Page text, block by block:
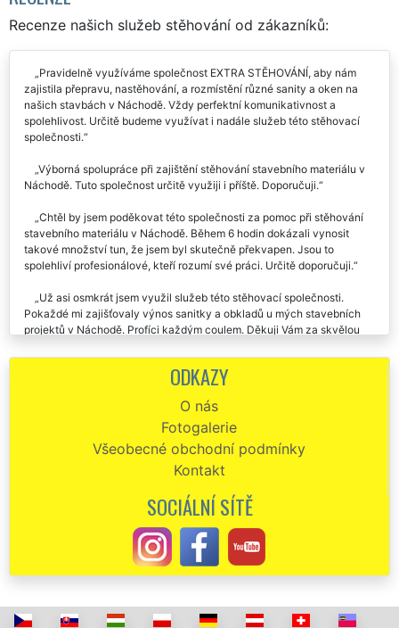
RECENZE
Recenze našich služeb stěhování od zákazníků:
Pravidelně využíváme společnost EXTRA STĚHOVÁNÍ, aby nám
zajistila přepravu, nastěhování, a rozmístění různé sanity a oken na
našich stavbách v Náchodě. Vždy perfektní komunikativnost a
spolehlivost. Určitě budeme využívat i nadále služeb této stěhovací
Výborná spolupráce při zajištění stěhování stavebního materiálu v
Chtěl by jsem poděkovat této společnosti za pomoc při stěhování
stavebního materiálu v Náchodě. Během 6 hodin dokázali vynosit
takové množství tun, že jsem byl skutečně překvapen. Jsou to
Už asi osmkrát jsem využil služeb této stěhovací společnosti.
Pokaždé mi zajišťovaly výnos sanitky a obkladů u mých stavebních
Na základě doporučení jsem využila služeb společnosti EXTRA
STĚHOVÁNÍ, aby mi zajistili různé rozmístění stavebních materiálů v
mé novostavbě. Jsou přesný, spolehlivý a pracovitý. Jejich stěhovací
práci doporučuji.
ODKAZY
O nás
Fotogalerie
Všeobecné obchodní podmínky
Kontakt
SOCIÁLNÍ SÍTĚ